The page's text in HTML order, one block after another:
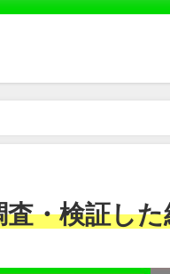
査・検証し